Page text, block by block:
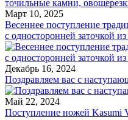
Март 10, 2025
Весеннее поступление
с односторонней заточкой
Декабрь 16, 2024
Поздравляем вас с
Май 22, 2024
Поступление ножей Kasumi